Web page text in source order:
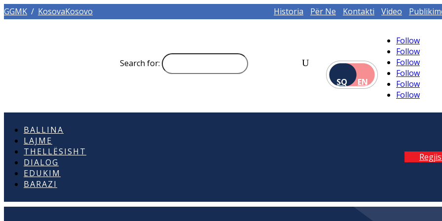
GGMK / KosovaKosovo Historia Për Ne Kontakti Video
Search for:
SQ
EN
Follow
Follow
Follow
Follow
Follow
Follow
BALLINA
LAJME
THELLËSISHT
DIALOG
EDUKIM
BARAZI